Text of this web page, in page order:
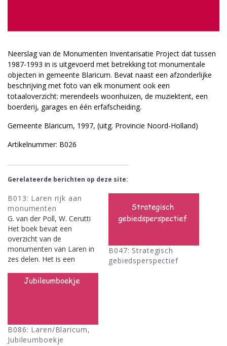
Neerslag van de Monumenten Inventarisatie Project dat tussen
1987-1993 in is uitgevoerd met betrekking tot monumentale
objecten in gemeente Blaricum. Bevat naast een afzonderlijke
beschrijving met foto van elk monument ook een
totaaloverzicht: merendeels woonhuizen, de muziektent, een
boerderij, garages en één erfafscheiding.
Gemeente Blaricum, 1997, (uitg. Provincie Noord-Holland)
Artikelnummer: B026
Gerelateerde berichten op deze site:
B013: Laren rijk aan
monumenten
G. van der Poll, W. Cerutti
Het boek bevat een
overzicht van de
monumenten van Laren in
zes delen. Het is een
van de gemeente Laren
vanaf de 19e eeuw,
beknopte geschiedenis van
B047: Strategisch
gebiedsperspectief
B086: Laren/Blaricum,
Jubileumboekje